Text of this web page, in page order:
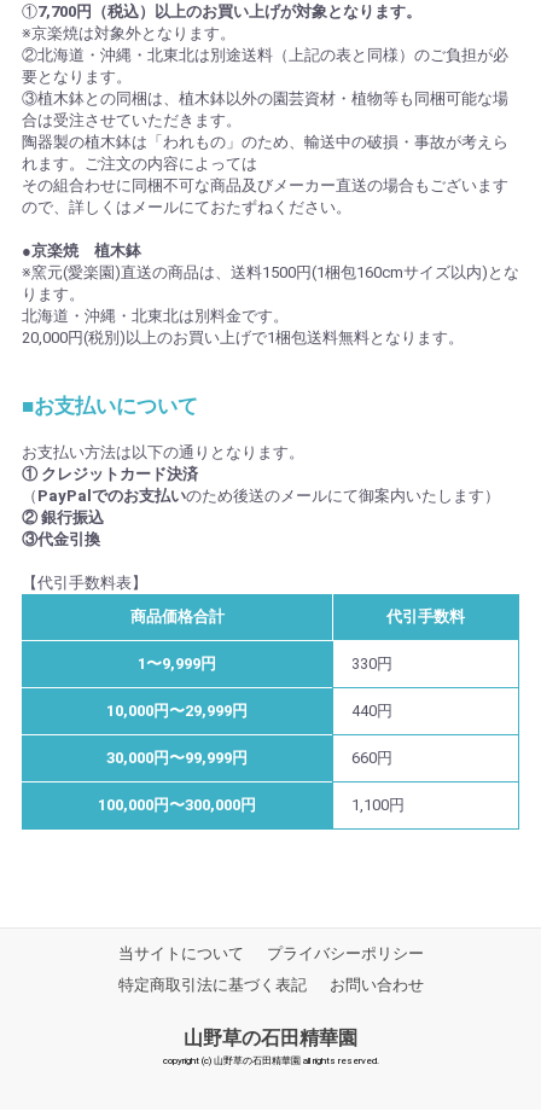
①7,700円（税込）以上のお買い上げが対象となります。
※京楽焼は対象外となります。
②北海道・沖縄・北東北は別途送料（上記の表と同様）のご負担が必
要となります。
③植木鉢との同梱は、植木鉢以外の園芸資材・植物等も同梱可能な場
合は受注させていただきます。
陶器製の植木鉢は「われもの」のため、輸送中の破損・事故が考えら
れます。ご注文の内容によっては
その組合わせに同梱不可な商品及びメーカー直送の場合もございます
ので、詳しくはメールにておたずねください。
●京楽焼 植木鉢
※窯元(愛楽園)直送の商品は、送料1500円(1梱包160cmサイズ以内)とな
ります。
北海道・沖縄・北東北は別料金です。
20,000円(税別)以上のお買い上げで1梱包送料無料となります。
■お支払いについて
お支払い方法は以下の通りとなります。
① クレジットカード決済
（ PayPalでのお支払いのため後送のメールにて御案内いたします）
② 銀行振込
③代金引換
【代引手数料表】
商品価格合計
代引手数料
1〜9,999円 330円
10,000円〜29,999円 440円
30,000円〜99,999円 660円
100,000円〜300,000円 1,100円
当サイトについて
プライバシーポリシー
特定商取引法に基づく表記
お問い合わせ
山野草の石田精華園
copyright (c) 山野草の石田精華園 all rights reserved.